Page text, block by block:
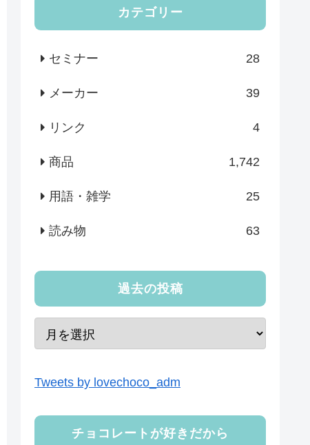
カテゴリー
セミナー 28
メーカー 39
リンク 4
商品 1,742
用語・雑学 25
読み物 63
過去の投稿
Tweets by lovechoco_adm
チョコレートが好きだから